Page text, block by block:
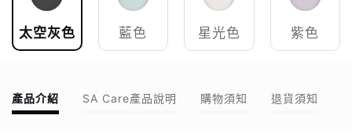
太空灰色 藍色 星光色 紫色
產品介紹 SA Care產品說明 購物須知 退貨須知